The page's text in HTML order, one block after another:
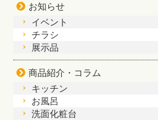
お知らせ
イベント
チラシ
展示品
商品紹介・コラム
キッチン
お風呂
洗面化粧台